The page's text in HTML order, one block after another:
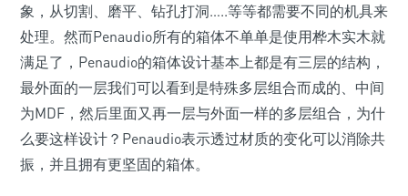
象，从切割、磨平、钻孔打洞…..等等都需要不同的机具来
处理。然而Penaudio所有的箱体不单单是使用桦木实木就
满足了，Penaudio的箱体设计基本上都是有三层的结构，
最外面的一层我们可以看到是特殊多层组合而成的、中间
为MDF，然后里面又再一层与外面一样的多层组合，为什
么要这样设计？Penaudio表示透过材质的变化可以消除共
振，并且拥有更坚固的箱体。